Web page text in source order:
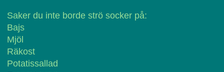
Saker du inte borde strö socker på:
Bajs
Mjöl
Räkost
Potatissallad